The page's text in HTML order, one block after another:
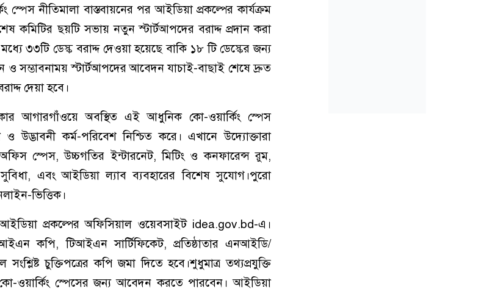
নীতিমালা বাস্তবায়নের পর আইডিয়া প্রকল্পের কার্যক্রম
কমিটির ছয়টি সভায় নতুন স্টার্টআপদের বরাদ্দ প্রদান করা
৩৩টি ডেস্ক বরাদ্দ দেওয়া হয়েছে বাকি ১৮ টি ডেস্কের জন্য
ও সম্ভাবনাময় স্টার্টআপদের আবেদন যাচাই-বাছাই শেষে দ্রুত
দেয়া হবে।
আগারগাঁওয়ে অবস্থিত এই আধুনিক কো-ওয়ার্কিং স্পেস
উদ্ভাবনী কর্ম-পরিবেশ নিশ্চিত করে। এখানে উদ্যোক্তারা
স্পেস, উচ্চগতির ইন্টারনেট, মিটিং ও কনফারেন্স রুম,
সুবিধা, এবং আইডিয়া ল্যাব ব্যবহারের বিশেষ সুযোগ।পুরো
ভিত্তিক।
প্রকল্পের অফিসিয়াল ওয়েবসাইট idea.gov.bd-এ।
কপি, টিআইএন সার্টিফিকেট, প্রতিষ্ঠাতার এনআইডি/
চুক্তিপত্রের কপি জমা দিতে হবে।শুধুমাত্র তথ্যপ্রযুক্তি
কো-ওয়ার্কিং স্পেসের জন্য আবেদন করতে পারবেন। আইডিয়া